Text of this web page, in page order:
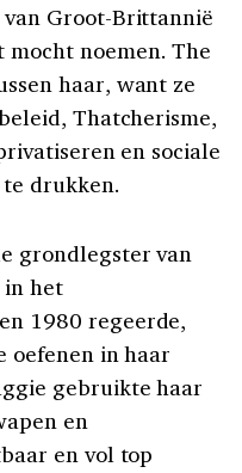
Groot-Brittannië
noemen. The
haar, want ze
Thatcherisme,
en sociale
drukken.
grondlegster van
in het
1980 regeerde,
oefenen in haar
gebruikte haar
en
en vol top